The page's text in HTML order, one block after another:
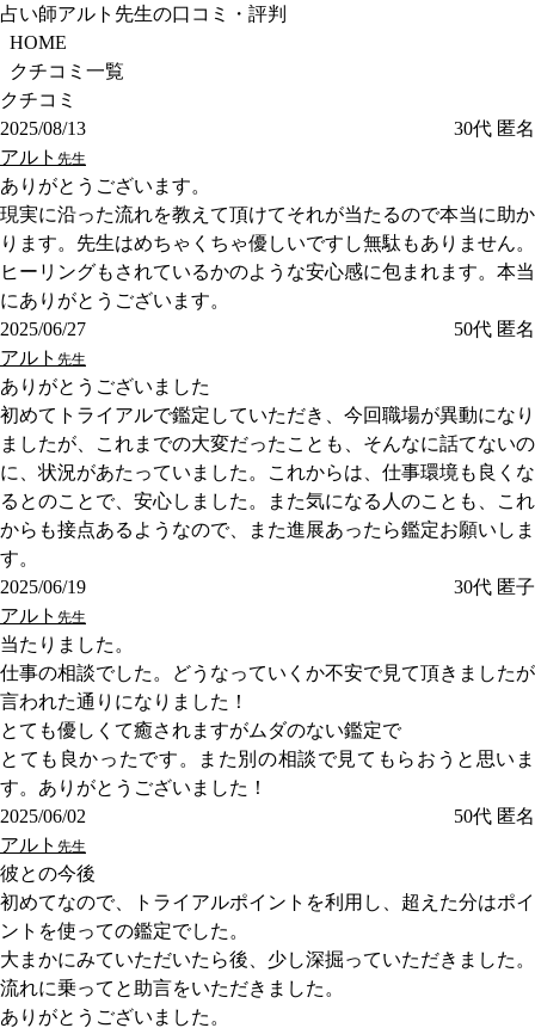
占い師アルト先生の口コミ・評判
HOME
クチコミ一覧
クチコミ
2025/08/13
30代 匿名
アルト 先生
ありがとうございます。
現実に沿った流れを教えて頂けてそれが当たるので本当に助か
ります。先生はめちゃくちゃ優しいですし無駄もありません。
ヒーリングもされているかのような安心感に包まれます。本当
にありがとうございます。
2025/06/27
50代 匿名
アルト 先生
ありがとうございました
初めてトライアルで鑑定していただき、今回職場が異動になり
ましたが、これまでの大変だったことも、そんなに話てないの
に、状況があたっていました。これからは、仕事環境も良くな
るとのことで、安心しました。また気になる人のことも、これ
からも接点あるようなので、また進展あったら鑑定お願いしま
す。
2025/06/19
30代 匿子
アルト 先生
当たりました。
仕事の相談でした。どうなっていくか不安で見て頂きましたが
言われた通りになりました！
とても優しくて癒されますがムダのない鑑定で
とても良かったです。また別の相談で見てもらおうと思いま
す。ありがとうございました！
2025/06/02
50代 匿名
アルト 先生
彼との今後
初めてなので、トライアルポイントを利用し、超えた分はポイ
ントを使っての鑑定でした。
大まかにみていただいたら後、少し深掘っていただきました。
流れに乗ってと助言をいただきました。
ありがとうございました。